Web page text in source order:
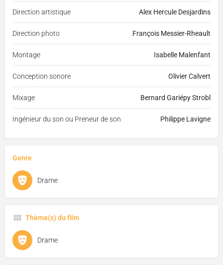
Direction artistique Alex Hercule Desjardins
Direction photo François Messier-Rheault
Montage Isabelle Malenfant
Conception sonore Olivier Calvert
Mixage Bernard Gariépy Strobl
Ingénieur du son ou Preneur de son Philippe Lavigne
Genre
Drame
Thème(s) du film
Drame